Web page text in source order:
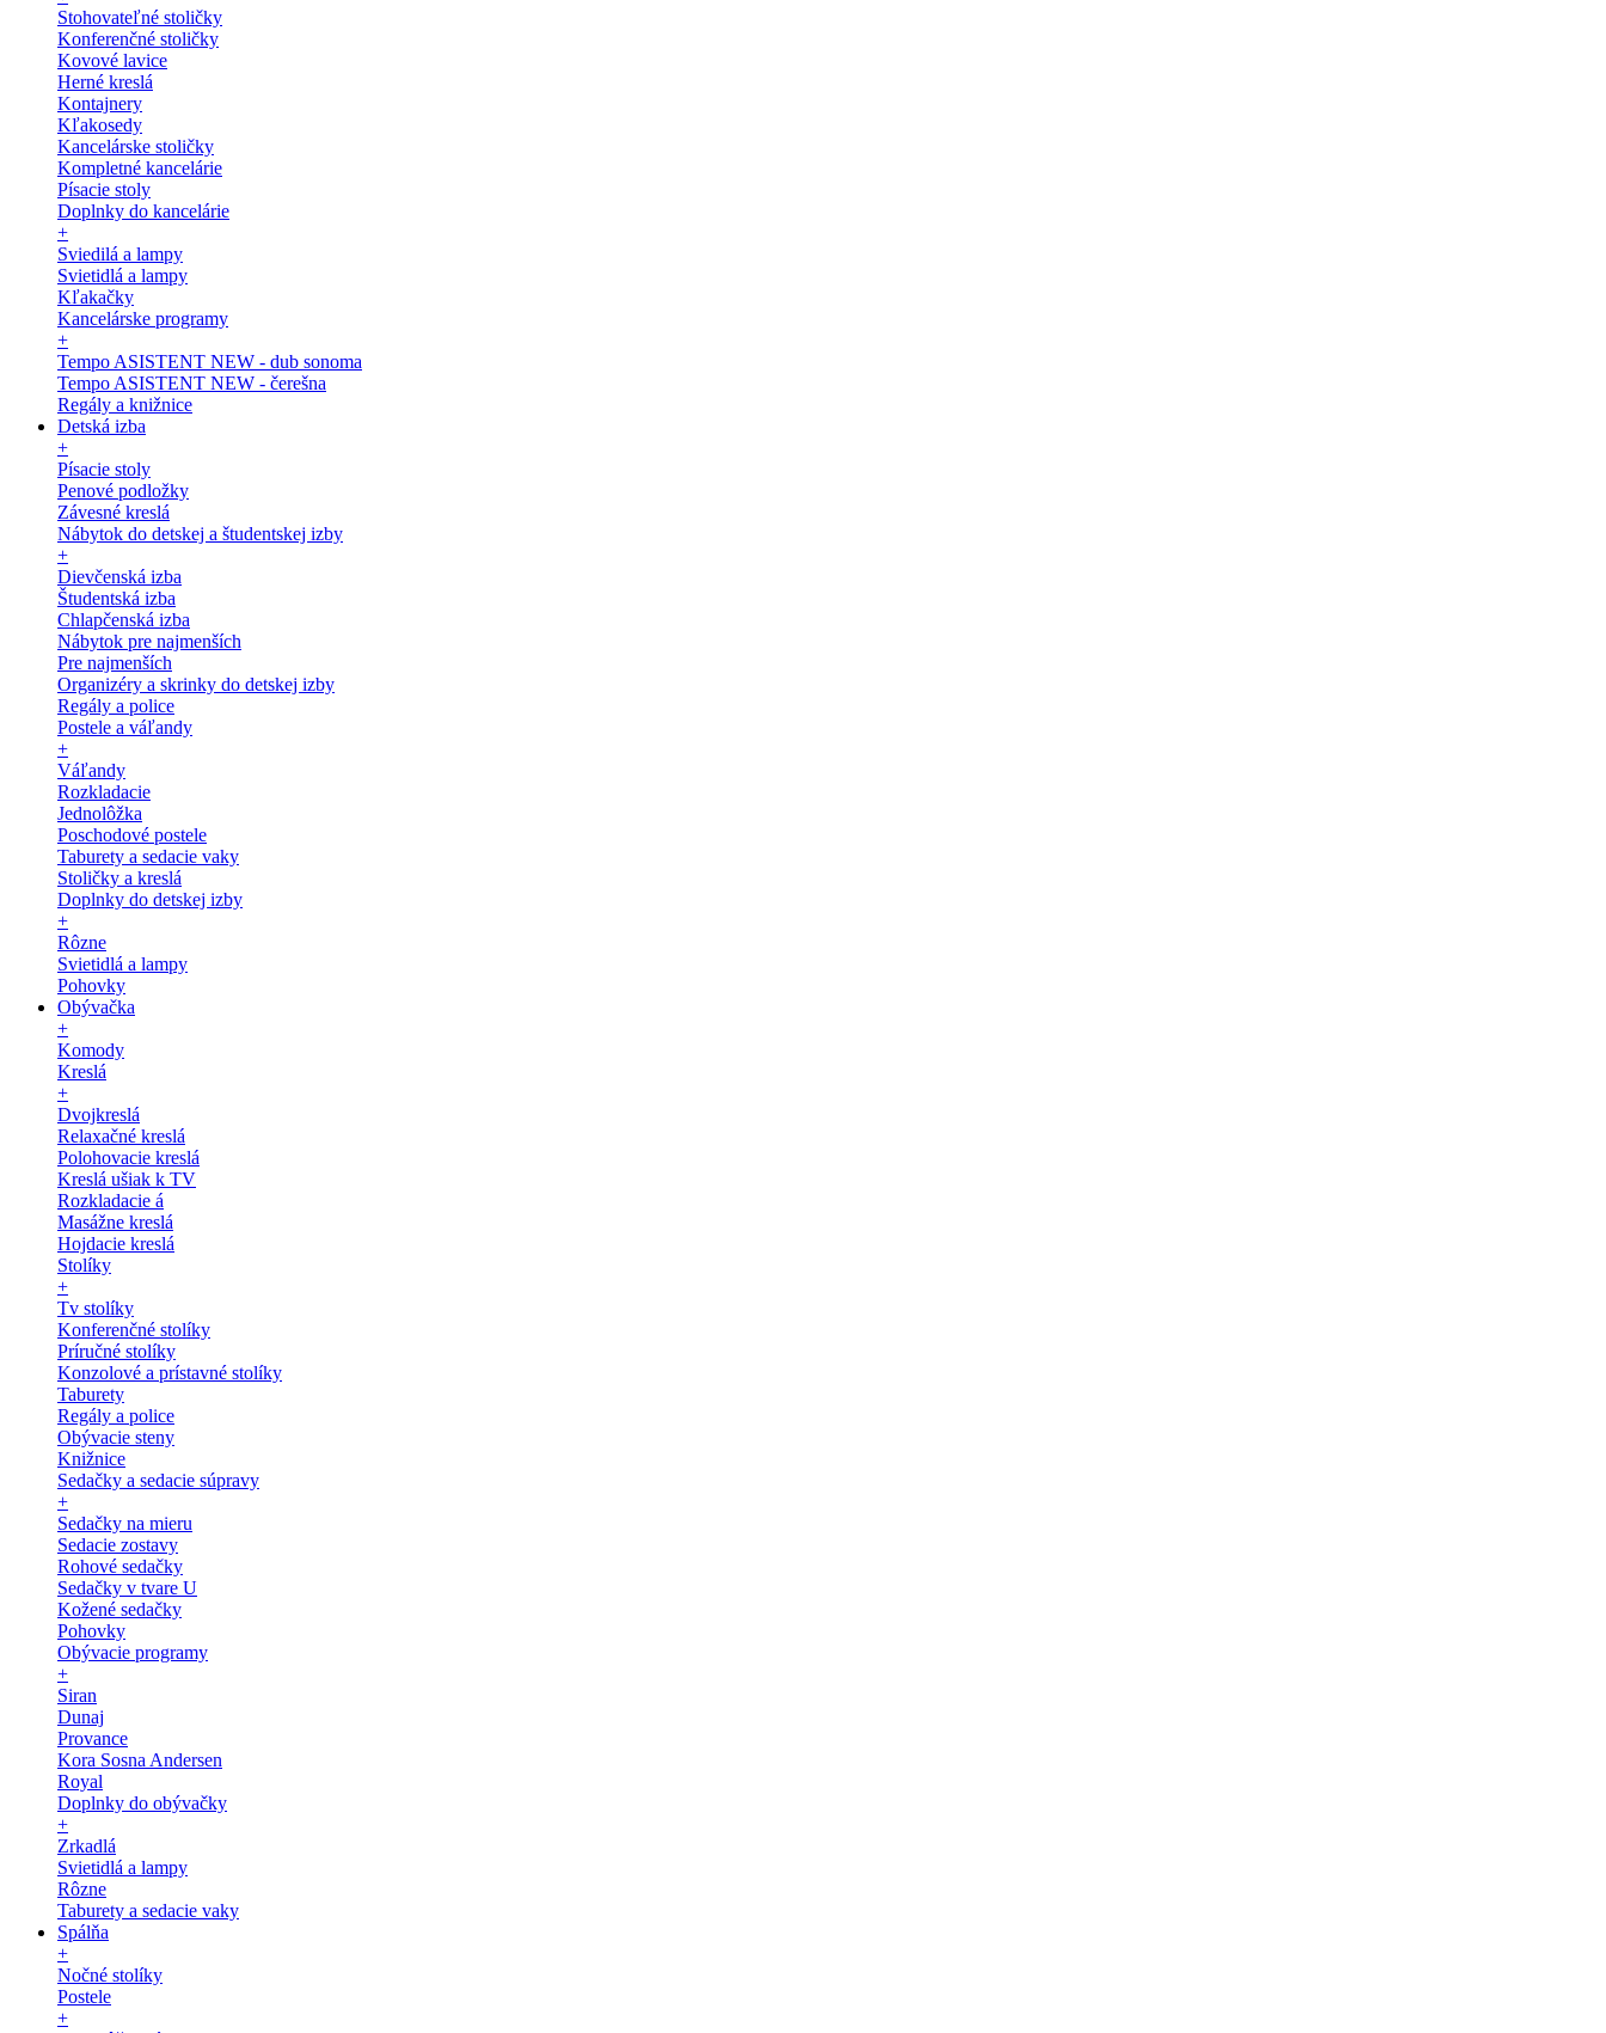
Stohovateľné stoličky
Konferenčné stoličky
Kovové lavice
Herné kreslá
Kontajnery
Kľakosedy
Kancelárske stoličky
Kompletné kancelárie
Písacie stoly
Doplnky do kancelárie
+
Sviedilá a lampy
Svietidlá a lampy
Kľakačky
Kancelárske programy
+
Tempo ASISTENT NEW - dub sonoma
Tempo ASISTENT NEW - čerešna
Regály a knižnice
Detská izba
+
Písacie stoly
Penové podložky
Závesné kreslá
Nábytok do detskej a študentskej izby
+
Dievčenská izba
Študentská izba
Chlapčenská izba
Nábytok pre najmenších
Pre najmenších
Organizéry a skrinky do detskej izby
Regály a police
Postele a váľandy
+
Váľandy
Rozkladacie
Jednolôžka
Poschodové postele
Taburety a sedacie vaky
Stoličky a kreslá
Doplnky do detskej izby
+
Rôzne
Svietidlá a lampy
Pohovky
Obývačka
+
Komody
Kreslá
+
Dvojkreslá
Relaxačné kreslá
Polohovacie kreslá
Kreslá ušiak k TV
Rozkladacie á
Masážne kreslá
Hojdacie kreslá
Stolíky
+
Tv stolíky
Konferenčné stolíky
Príručné stolíky
Konzolové a prístavné stolíky
Taburety
Regály a police
Obývacie steny
Knižnice
Sedačky a sedacie súpravy
+
Sedačky na mieru
Sedacie zostavy
Rohové sedačky
Sedačky v tvare U
Kožené sedačky
Pohovky
Obývacie programy
+
Siran
Dunaj
Provance
Kora Sosna Andersen
Royal
Doplnky do obývačky
+
Zrkadlá
Svietidlá a lampy
Rôzne
Taburety a sedacie vaky
Spálňa
+
Nočné stolíky
Postele
+